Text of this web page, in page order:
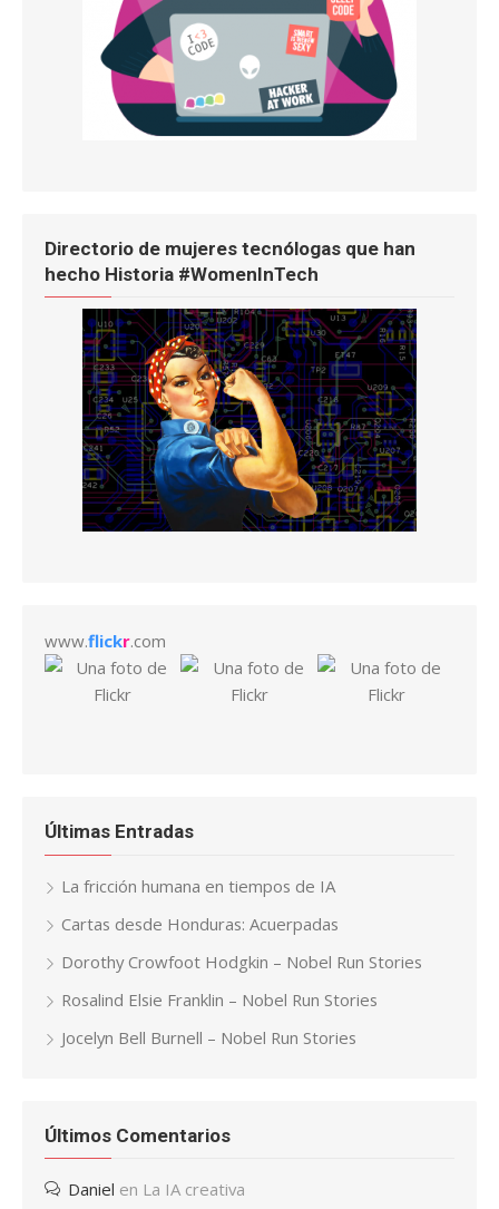
Directorio de mujeres tecnólogas que han
hecho Historia #WomenInTech
www.flickr.com
Últimas Entradas
La fricción humana en tiempos de IA
Cartas desde Honduras: Acuerpadas
Dorothy Crowfoot Hodgkin – Nobel Run Stories
Rosalind Elsie Franklin – Nobel Run Stories
Jocelyn Bell Burnell – Nobel Run Stories
Últimos Comentarios
Daniel en La IA creativa